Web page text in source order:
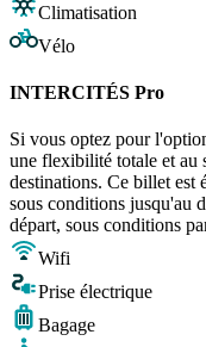
Climatisation
Vélo
INTERCITÉS Pro
Si vous optez pour
une flexibilité totale et au
destinations. Ce billet est
sous conditions jusqu'au
départ, sous conditions
Wifi
Prise électrique
Bagage